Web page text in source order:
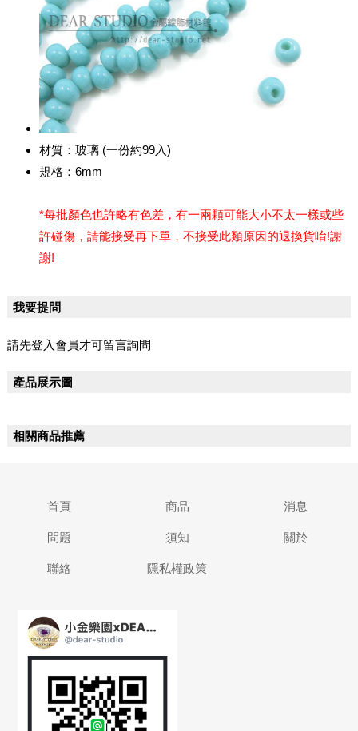
材質：玻璃 (一份約99入)
規格：6mm
*每批顏色也許略有色差，有一兩顆可能大小不太一樣或些
許碰傷，請能接受再下單，不接受此類原因的退換貨唷!謝
謝!
我要提問
請先登入會員才可留言詢問
產品展示圖
相關商品推薦
首頁 商品 消息
問題 須知 關於
聯絡 隱私權政策